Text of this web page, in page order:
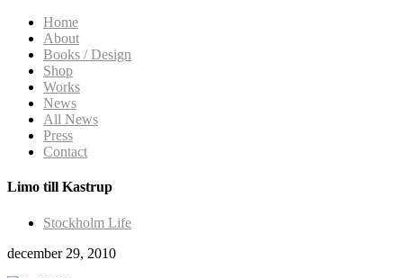
Home
About
Books / Design
Shop
Works
News
All News
Press
Contact
Limo till Kastrup
Stockholm Life
december 29, 2010